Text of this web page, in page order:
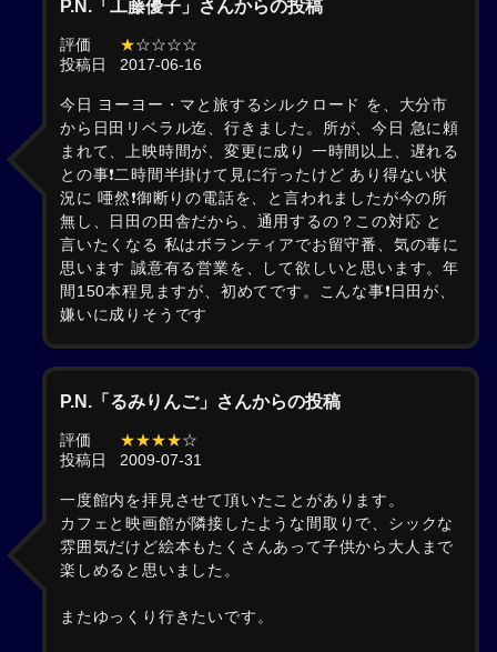
P.N.「工藤優子」さんからの投稿
評価 ★☆☆☆☆
投稿日
2017-06-16
今日 ヨーヨー・マと旅するシルクロード を、大分市
から日田リベラル迄、行きました。所が、今日 急に頼
まれて、上映時間が、変更に成り 一時間以上、遅れる
との事❗二時間半掛けて見に行ったけど あり得ない状
況に 唖然❗御断りの電話を、と言われましたが今の所
無し、日田の田舎だから、通用するの？この対応 と
言いたくなる 私はボランティアでお留守番、気の毒に
思います 誠意有る営業を、して欲しいと思います。年
間150本程見ますが、初めてです。こんな事❗日田が、
嫌いに成りそうです
P.N.「るみりんご」さんからの投稿
評価 ★★★★☆
投稿日
2009-07-31
一度館内を拝見させて頂いたことがあります。
カフェと映画館が隣接したような間取りで、シックな
雰囲気だけど絵本もたくさんあって子供から大人まで
楽しめると思いました。
またゆっくり行きたいです。